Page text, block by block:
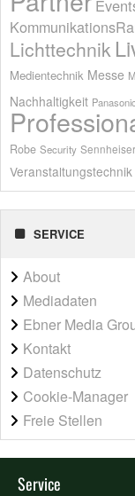
Lichttechnik
Medientechnik Messe
Nachhaltigkeit Panasonic
Robe Security Sennheiser
Veranstaltungstechnik
SERVICE
About
Mediadaten
Ebner Media
Kontakt
Datenschutz
Cookie-Manager
Freie Stellen
Service